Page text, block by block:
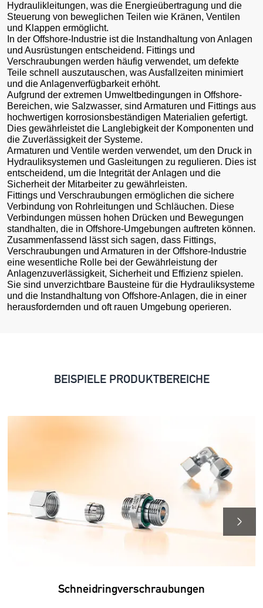
Hydraulikleitungen, was die Energieübertragung und die
Steuerung von beweglichen Teilen wie Kränen, Ventilen
und Klappen ermöglicht.
In der Offshore-Industrie ist die Instandhaltung von Anlagen
und Ausrüstungen entscheidend. Fittings und
Verschraubungen werden häufig verwendet, um defekte
Teile schnell auszutauschen, was Ausfallzeiten minimiert
und die Anlagenverfügbarkeit erhöht.
Aufgrund der extremen Umweltbedingungen in Offshore-
Bereichen, wie Salzwasser, sind Armaturen und Fittings aus
hochwertigen korrosionsbeständigen Materialien gefertigt.
Dies gewährleistet die Langlebigkeit der Komponenten und
die Zuverlässigkeit der Systeme.
Armaturen und Ventile werden verwendet, um den Druck in
Hydrauliksystemen und Gasleitungen zu regulieren. Dies ist
entscheidend, um die Integrität der Anlagen und die
Sicherheit der Mitarbeiter zu gewährleisten.
Fittings und Verschraubungen ermöglichen die sichere
Verbindung von Rohrleitungen und Schläuchen. Diese
Verbindungen müssen hohen Drücken und Bewegungen
standhalten, die in Offshore-Umgebungen auftreten können.
Zusammenfassend lässt sich sagen, dass Fittings,
Verschraubungen und Armaturen in der Offshore-Industrie
eine wesentliche Rolle bei der Gewährleistung der
Anlagenzuverlässigkeit, Sicherheit und Effizienz spielen.
Sie sind unverzichtbare Bausteine für die Hydrauliksysteme
und die Instandhaltung von Offshore-Anlagen, die in einer
herausfordernden und oft rauen Umgebung operieren.
BEISPIELE PRODUKTBEREICHE
Schneidringverschraubungen